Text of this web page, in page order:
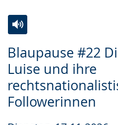
Blaupause #22
Luise und ihre
Followerinnen
Leichten
Sprache
wechseln.
Audio-
Unterstützung.
Video
Deutscher
Gebärdensprache